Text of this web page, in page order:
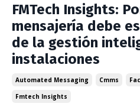
FMTech Insights:
mensajería debe
de la gestión
instalaciones
Automated Messaging Cmms
Fmtech Insights